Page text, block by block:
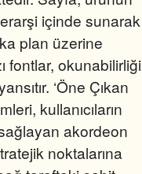
içinde sunarak
plan üzerine
fontlar, okunabilirliği
‘Öne Çıkan
kullanıcıların
sağlayan akordeon
noktalarına